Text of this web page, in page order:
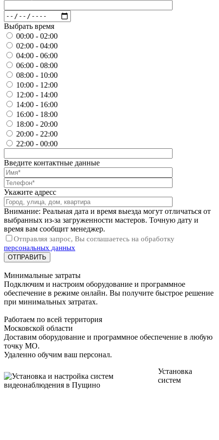
Выбрать время
00:00 - 02:00
02:00 - 04:00
04:00 - 06:00
06:00 - 08:00
08:00 - 10:00
10:00 - 12:00
12:00 - 14:00
14:00 - 16:00
16:00 - 18:00
18:00 - 20:00
20:00 - 22:00
22:00 - 00:00
Введите контактные данные
Укажите адресс
Внимание: Реальная дата и время выезда могут отличаться от
выбранных из-за загруженности мастеров. Точную дату и
время вам сообщит менеджер.
Отправляя запрос, Вы соглашаетесь на обработку
персональных данных
Минимальные затраты
Подключим и настроим оборудование и программное
обеспечение в режиме онлайн. Вы получите быстрое решение
при минимальных затратах.
Работаем по всей территория
Московской области
Доставим оборудование и программное обеспечение в любую
точку МО.
Удаленно обучим ваш персонал.
Установка
систем